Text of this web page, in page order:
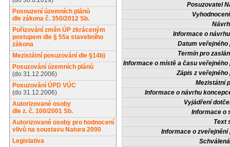
Posouzení územních plánů
dle zákona č. 350/2012 Sb.
Pořizování změn ÚP zkráceným
postupem dle § 55a stavebního
zákona
Mezistátní posuzování dle §14b)
Posuzování územních plánů
(do 31.12.2006)
Posuzování ÚPD VÚC
(do 31.12.2006)
Autorizované osoby
dle z. č. 100/2001 Sb.
Autorizované osoby pro hodnocení
vlivů na soustavu Natura 2000
Legislativa
Posuzovatel
Informace o
Datum veřejného
Termín pro
Informace o místě a času veřejného
Zápis z veřejného
Mezistátní
Informace o návrhu
Vyjádření
Informace o
Text
Informace o zveřejnění